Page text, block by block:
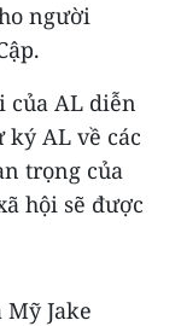
người
của AL diễn
ký AL về các
trọng của
hội sẽ được
Jake